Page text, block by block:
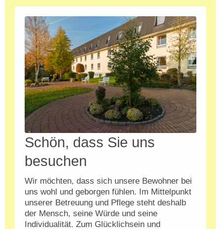
Schön, dass Sie uns
besuchen
Wir möchten, dass sich unsere Bewohner bei
uns wohl und geborgen fühlen. Im Mittelpunkt
unserer Betreuung und Pflege steht deshalb
der Mensch, seine Würde und seine
Individualität. Zum Glücklichsein und